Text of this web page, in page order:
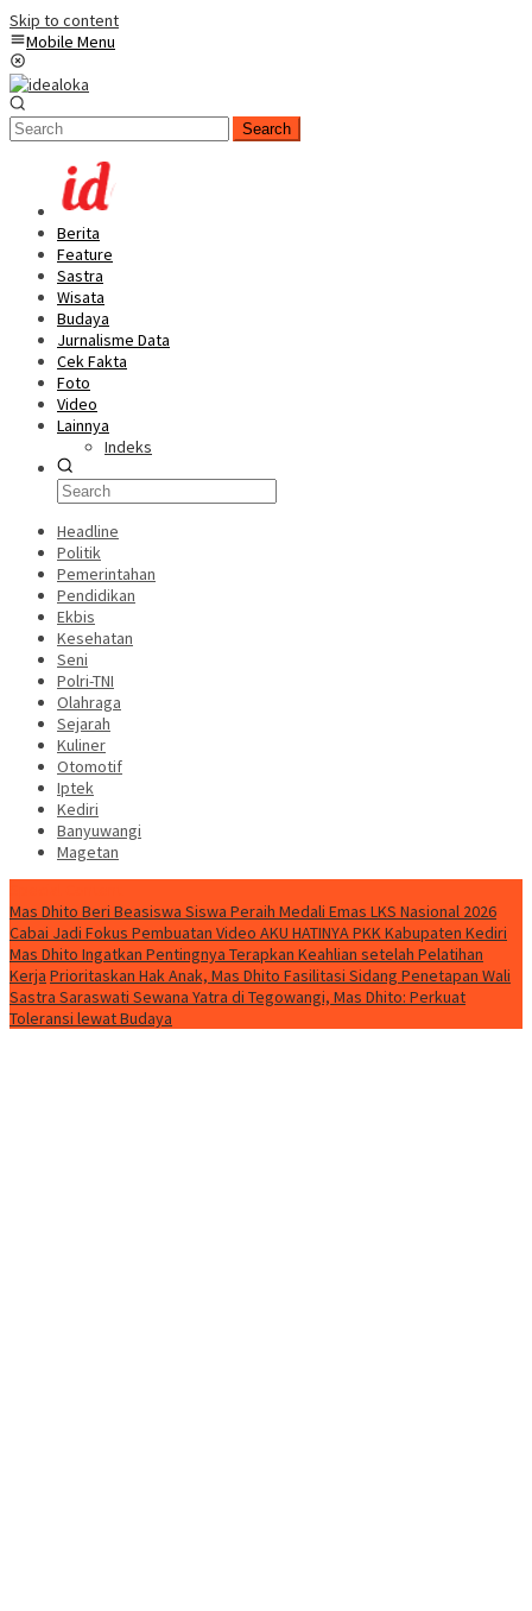
Skip to content
Mobile Menu
Search
Berita
Feature
Sastra
Wisata
Budaya
Jurnalisme Data
Cek Fakta
Foto
Video
Lainnya
Indeks
Headline
Politik
Pemerintahan
Pendidikan
Ekbis
Kesehatan
Seni
Polri-TNI
Olahraga
Sejarah
Kuliner
Otomotif
Iptek
Kediri
Banyuwangi
Magetan
Mas Dhito Beri Beasiswa Siswa Peraih Medali Emas LKS Nasional 2026
Cabai Jadi Fokus Pembuatan Video AKU HATINYA PKK Kabupaten Kediri
Mas Dhito Ingatkan Pentingnya Terapkan Keahlian setelah Pelatihan
Kerja Prioritaskan Hak Anak, Mas Dhito Fasilitasi Sidang Penetapan Wali
Sastra Saraswati Sewana Yatra di Tegowangi, Mas Dhito: Perkuat
Toleransi lewat Budaya